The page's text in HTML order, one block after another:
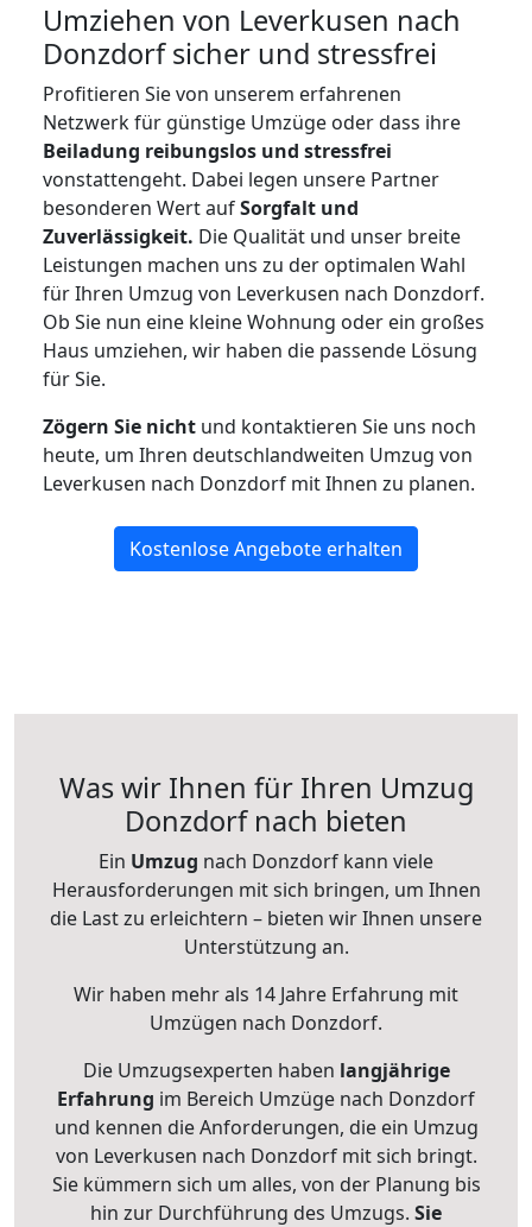
Umziehen von Leverkusen nach
Donzdorfsicher und stressfrei
Profitieren Sie von unserem erfahrenen
Netzwerk für günstige Umzüge oder dass ihre
Beiladung reibungslos und stressfrei
vonstattengeht. Dabei legen unsere Partner
besonderen Wert aufSorgfalt und
Zuverlässigkeit. Die Qualität und unser breite
Leistungen machen uns zu der optimalen Wahl
für Ihren Umzug von Leverkusen nach Donzdorf.
Ob Sie nun eine kleine Wohnung oder ein großes
Haus umziehen, wir haben die passende Lösung
für Sie.
Zögern Sie nicht und kontaktieren Sie uns noch
heute, um Ihren deutschlandweiten Umzug von
Leverkusen nach Donzdorf mit Ihnen zu planen.
Kostenlose Angebote erhalten
Was wir Ihnen für Ihren Umzug
Donzdorf nach bieten
Ein Umzug nach Donzdorf kann viele
Herausforderungen mit sich bringen, um Ihnen
die Last zu erleichtern – bieten wir Ihnen unsere
Unterstützung an.
Wir haben mehr als 14 Jahre Erfahrung mit
Umzügen nach Donzdorf.
Die Umzugsexperten haben langjährige
Erfahrung im Bereich Umzüge nach Donzdorf
und kennen die Anforderungen, die ein Umzug
von Leverkusen nach Donzdorf mit sich bringt.
Sie kümmern sich um alles, von der Planung bis
hin zur Durchführung des Umzugs. Sie